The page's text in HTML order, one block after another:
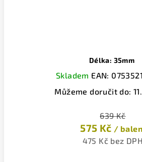
Délka: 35mm
Skladem EAN:
Můžeme doručit do:
639 Kč
575 Kč /
475 Kč bez DPH